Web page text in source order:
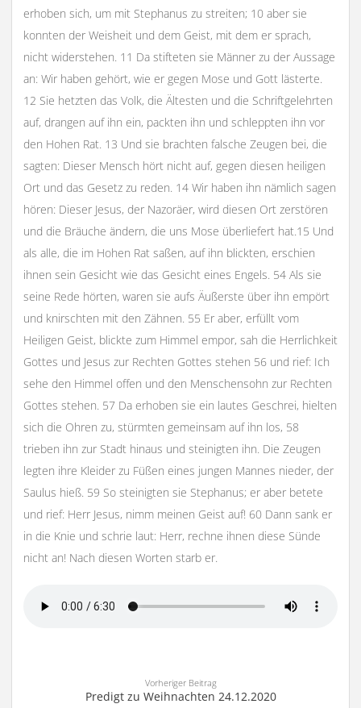
erhoben sich, um mit Stephanus zu streiten; 10 aber sie
konnten der Weisheit und dem Geist, mit dem er sprach,
nicht widerstehen. 11 Da stifteten sie Männer zu der Aussage
an: Wir haben gehört, wie er gegen Mose und Gott lästerte.
12 Sie hetzten das Volk, die Ältesten und die Schriftgelehrten
auf, drangen auf ihn ein, packten ihn und schleppten ihn vor
den Hohen Rat. 13 Und sie brachten falsche Zeugen bei, die
sagten: Dieser Mensch hört nicht auf, gegen diesen heiligen
Ort und das Gesetz zu reden. 14 Wir haben ihn nämlich sagen
hören: Dieser Jesus, der Nazoräer, wird diesen Ort zerstören
und die Bräuche ändern, die uns Mose überliefert hat.15 Und
als alle, die im Hohen Rat saßen, auf ihn blickten, erschien
ihnen sein Gesicht wie das Gesicht eines Engels. 54 Als sie
seine Rede hörten, waren sie aufs Äußerste über ihn empört
und knirschten mit den Zähnen. 55 Er aber, erfüllt vom
Heiligen Geist, blickte zum Himmel empor, sah die Herrlichkeit
Gottes und Jesus zur Rechten Gottes stehen 56 und rief: Ich
sehe den Himmel offen und den Menschensohn zur Rechten
Gottes stehen. 57 Da erhoben sie ein lautes Geschrei, hielten
sich die Ohren zu, stürmten gemeinsam auf ihn los, 58
trieben ihn zur Stadt hinaus und steinigten ihn. Die Zeugen
legten ihre Kleider zu Füßen eines jungen Mannes nieder, der
Saulus hieß. 59 So steinigten sie Stephanus; er aber betete
und rief: Herr Jesus, nimm meinen Geist auf! 60 Dann sank er
in die Knie und schrie laut: Herr, rechne ihnen diese Sünde
nicht an! Nach diesen Worten starb er.
Vorheriger Beitrag
Predigt zu Weihnachten 24.12.2020